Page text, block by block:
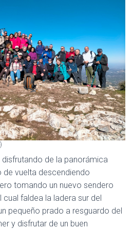
disfrutando de la panorámica
vuelta descendiendo
tomando un nuevo sendero
cual faldea la ladera sur del
pequeño prado a resguardo del
y disfrutar de un buen